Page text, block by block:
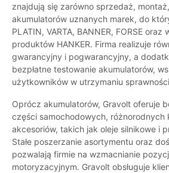
znajdują się zarówno sprzedaż,
akumulatorów uznanych marek, do
PLATIN, VARTA, BANNER, FORSE oraz
produktów HANKER. Firma realizuje
gwarancyjny i pogwarancyjny, a
bezpłatne testowanie akumulatorów,
użytkowników w utrzymaniu
Oprócz akumulatorów, Gravolt oferuje
części samochodowych, różnorodnych
akcesoriów, takich jak oleje silnikowe i
Stałe poszerzanie asortymentu oraz
pozwalają firmie na wzmacnianie
motoryzacyjnym. Gravolt obsługuje